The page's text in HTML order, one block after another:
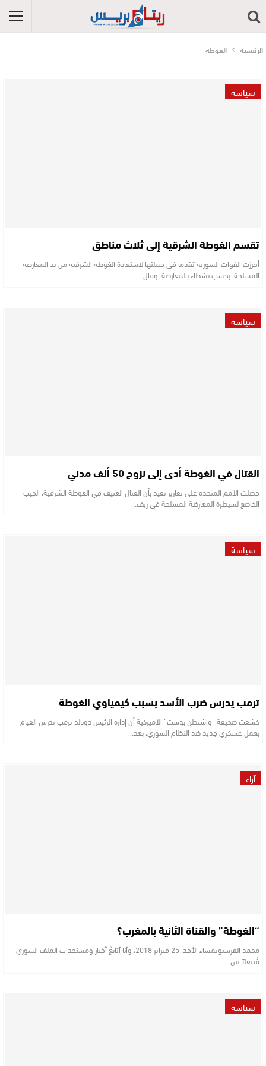
الرئيسية الغوطة
سياسة
تقسم الغوطة الشرقية إلى ثلاث مناطق
أحرزت القوات السورية تقدما في حملتها لاستعادة الغوطة الشرقية من يد المعارضة
المسلحة، بحسب نشطاء بالمعارضة. وقال…
سياسة
القتال في الغوطة أدى إلى نزوح 50 ألف مدني
حصلت الأمم المتحدة على تقارير تفيد بأن القتال العنيف في الغوطة الشرقية، الجيب
الخاضع لسيطرة المعارضة المسلحة في ريف…
سياسة
ترمب يدرس ضرب الأسد بسبب كيمياوي الغوطة
كشفت صحيفة “واشنطن بوست” الأميركية أن إدارة الرئيس دونالد ترمب تدرس القيام
بعمل عسكري جديد ضد النظام السوري، بعد…
آراء
“الغوطة” والقناة الثانية بالمغرب؟
محمد الفرسيويمساء الأحد، 25 فبراير 2018، وأنا أتابعُ أخبارَ ومستجداتِ الملفِ السوري
مُتنقلاً بين…
سياسة